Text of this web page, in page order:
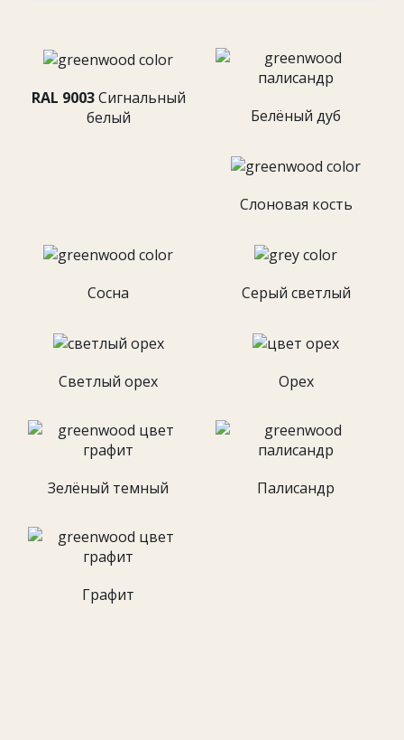
RAL 9003Cигнальный
белый
Белёный дуб
Слоновая кость
Сосна Серый светлый
Светлый орех Орех
Зелёный темный Палисандр
Графит